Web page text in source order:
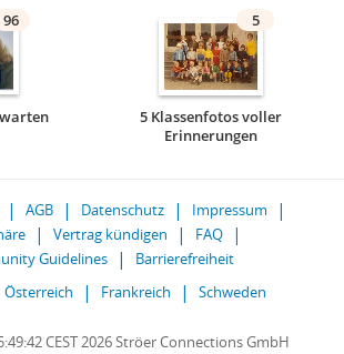
96 5
5 Klassenfotos voller
Erinnerungen
AGB Datenschutz
Impressum
Vertrag kündigen
FAQ
Guidelines
Barrierefreiheit
Österreich Frankreich Schweden
CEST 2026 Ströer Connections GmbH